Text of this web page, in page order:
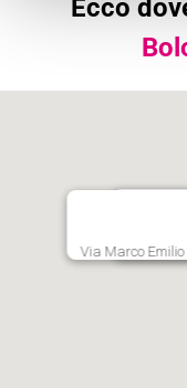
Ecco
Via
Via Marco